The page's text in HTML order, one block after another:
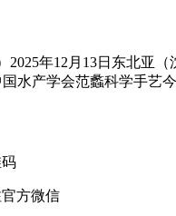
年12月13日东北亚
产学会范蠡科学手艺
方微信